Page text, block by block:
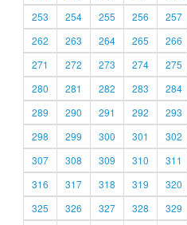
253
254 255 256 257
262
263 264 265 266
271
272 273 274 275
280
281 282 283 284
289
290 291 292 293
298
299 300 301 302
307
308 309 310 311
316
317 318 319 320
325
326 327 328 329